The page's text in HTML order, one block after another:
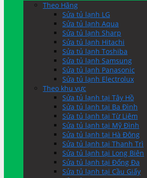
Theo Hãng
Sửa tủ lạnh LG
Sửa tủ lạnh Aqua
Sửa tủ lạnh Sharp
Sửa tủ lạnh Hitachi
Sửa tủ lạnh Toshiba
Sửa tủ lạnh Samsung
Sửa tủ lạnh Panasonic
Sửa tủ lạnh Electrolux
Theo khu vực
Sửa tủ lạnh tại Tây Hồ
Sửa tủ lạnh tại Ba Đình
Sửa tủ lạnh tại Từ Liêm
Sửa tủ lạnh tại Mỹ Đình
Sửa tủ lạnh tại Hà Đông
Sửa tủ lạnh tại Thanh Trì
Sửa tủ lạnh tại Long Biên
Sửa tủ lạnh tại Đống Đa
Sửa tủ lạnh tại Cầu Giấy